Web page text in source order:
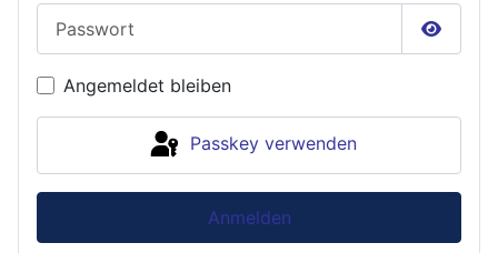
Angemeldet bleiben
Passkey verwenden
Anmelden